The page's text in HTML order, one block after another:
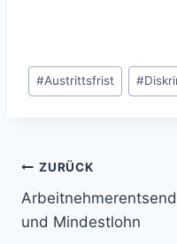
Schlagworte:
#Austrittsfrist #
ZURÜCK
und Mindestlohn